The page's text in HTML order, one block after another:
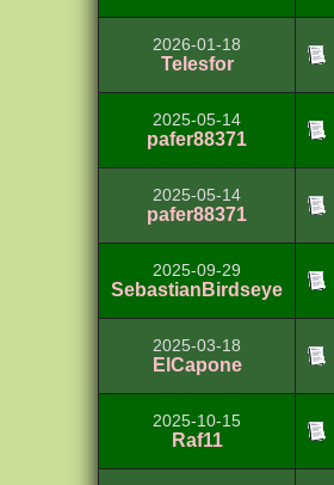
2026-01-18
Telesfor
2025-05-14
pafer88371
2025-05-14
pafer88371
2025-09-29
SebastianBirdseye
2025-03-18
ElCapone
2025-10-15
Raf11